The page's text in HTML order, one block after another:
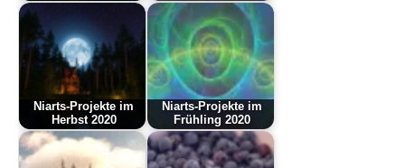
Niarts-Projekte im
Herbst 2020
Niarts-Projekte im
Frühling 2020